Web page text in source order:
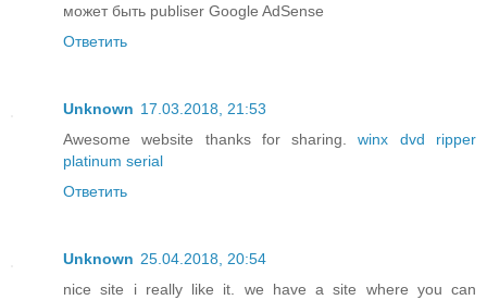
может быть publiser Google AdSense
Ответить
Unknown 17.03.2018, 21:53
Awesome website thanks for sharing.winx dvd ripper
platinum serial
Ответить
Unknown 25.04.2018, 20:54
nice site i really like it. we have a site where you can